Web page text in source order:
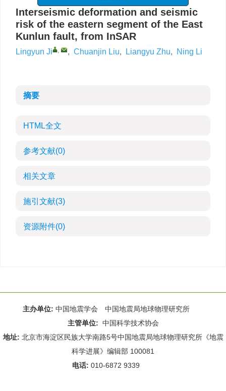
Interseismic deformation and seismic
risk of the eastern segment of the East
Kunlun fault, from InSAR
Lingyun Ji , , Chuanjin Liu, Liangyu Zhu, Ning Li
摘要
HTML全文
参考文献(0)
相关文章
施引文献(3)
资源附件(0)
主办单位: 中国地震学会 中国地震局地球物理研究所
主管单位: 中国科学技术协会
地址: 北京市海淀区民族大学南路5号中国地震局地球物理研究所《地震
科学进展》编辑部 100081
电话: 010-6872 9339